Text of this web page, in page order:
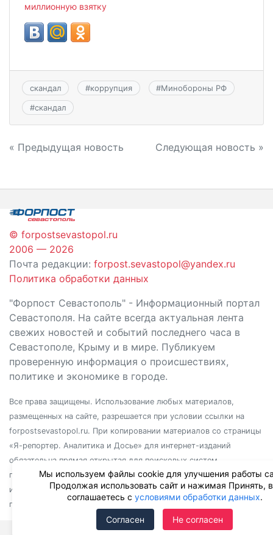
миллионную взятку
скандал #коррупция #Минобороны РФ
#скандал
Навигация
записям
« Предыдущая новость Следующая новость »
© forpostsevastopol.ru
2006 — 2026
Почта редакции: forpost.sevastopol@yandex.ru
Политика обработки данных
"Форпост Севастополь" - Информационный портал
Севастополя. На сайте всегда актуальная лента
свежих новостей и событий последнего часа в
Севастополе, Крыму и в мире. Публикуем
проверенную информация о происшествиях,
политике и экономике в городе.
Все права защищены. Использование любых материалов,
размещенных на сайте, разрешается при условии ссылки на
forpostsevastopol.ru. При копировании материалов со страницы
«Я-репортер. Аналитика и Досье» для интернет-изданий
обязательна прямая открытая для поисковых систем
гиперссылка. Независимо от полного или частичного
использования материалов, ссылка должна быть размещена в
подзаголовке или первом абзаце материала.
Мы используем файлы cookie для улучшения работы
Продолжая использовать сайт и нажимая Принять,
соглашаетесь с условиями обработки данных.
Согласен Не согласен